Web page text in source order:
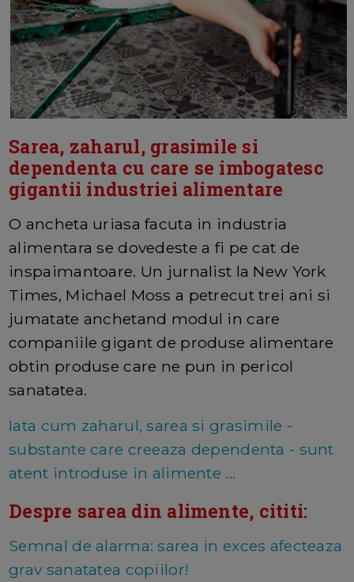
Sarea, zaharul, grasimile si
dependenta cu care se imbogatesc
gigantii industriei alimentare
O ancheta uriasa facuta in industria
alimentara se dovedeste a fi pe cat de
inspaimantoare. Un jurnalist la New York
Times, Michael Moss a petrecut trei ani si
jumatate anchetand modul in care
companiile gigant de produse alimentare
obtin produse care ne pun in pericol
sanatatea.
Iata cum zaharul, sarea si grasimile -
substante care creeaza dependenta - sunt
atent introduse in alimente ...
Despre sarea din alimente, cititi:
Semnal de alarma: sarea in exces afecteaza
grav sanatatea copiilor!